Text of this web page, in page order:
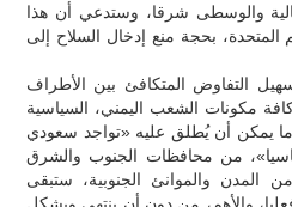
والوسطى شرقا، وستدعي أن هذا
بحجة منع إدخال السلاح إلى
التفاوض المتكافئ بين الأطراف
مكونات الشعب اليمني، السياسية
يمكن أن يُطلق عليه «تواجد سعودي
من محافظات الجنوب والشرق
والموانئ الجنوبية، ستبقى